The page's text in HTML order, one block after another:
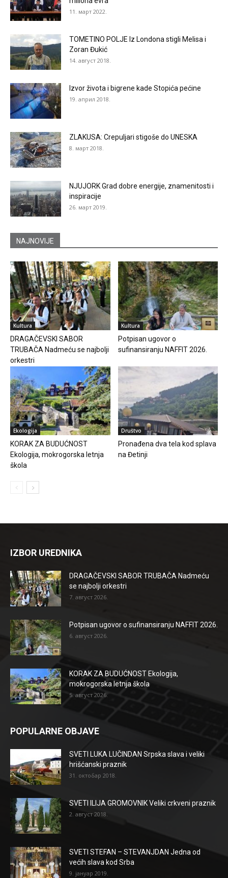
11. март 2022.
TOMETINO POLJE Iz Londona stigli Melisa i
Zoran Đukić
14. август 2018.
Izvor života i bigrene kade Stopića pećine
19. април 2018.
ZLAKUSA: Crepuljari stigoše do UNESKA
8. март 2018.
NJUJORK Grad dobre energije, znamenitosti i
inspiracije
26. март 2019.
NAJNOVIJE
Kultura
DRAGAČEVSKI SABOR
TRUBAČA Nadmeću se najbolji
orkestri
Kultura
Potpisan ugovor o
sufinansiranju NAFFIT 2026.
Ekologija
KORAK ZA BUDUĆNOST
Ekologija, mokrogorska letnja
škola
Društvo
Pronađena dva tela kod splava
na Đetinji
IZBOR UREDNIKA
DRAGAČEVSKI SABOR TRUBAČA Nadmeću
se najbolji orkestri
7. август 2026.
Potpisan ugovor o sufinansiranju NAFFIT 2026.
6. август 2026.
KORAK ZA BUDUĆNOST Ekologija,
mokrogorska letnja škola
5. август 2026.
POPULARNE OBJAVE
SVETI LUKA LUČINDAN Srpska slava i veliki
hrišćanski praznik
31. октобар 2018.
SVETI ILIJA GROMOVNIK Veliki crkveni praznik
2. август 2018.
SVETI STEFAN – STEVANJDAN Jedna od
većih slava kod Srba
9. јануар 2019.